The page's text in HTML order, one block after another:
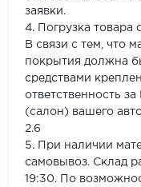
заявки.
4. Погрузка товара
В связи с тем, что
покрытия должна
средствами
ответственность
(салон) вашего
2.6
5. При наличии
самовывоз. Склад
19:30. По